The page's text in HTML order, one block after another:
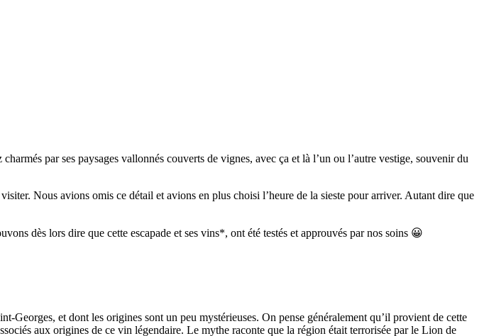
par ses paysages vallonnés couverts de vignes, avec ça et là l’un ou l’autre vestige, souvenir du
Nous avions omis ce détail et avions en plus choisi l’heure de la sieste pour arriver. Autant dire que
dès lors dire que cette escapade et ses vins*, ont été testés et approuvés par nos soins 😀
et dont les origines sont un peu mystérieuses. On pense généralement qu’il provient de cette
aux origines de ce vin légendaire. Le mythe raconte que la région était terrorisée par le Lion de